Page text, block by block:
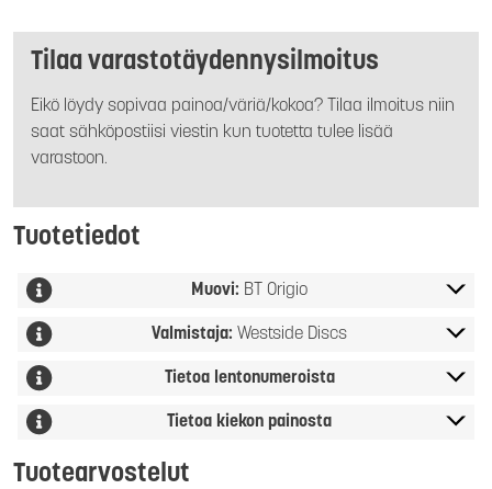
Tilaa varastotäydennysilmoitus
Eikö löydy sopivaa painoa/väriä/kokoa? Tilaa ilmoitus niin
saat sähköpostiisi viestin kun tuotetta tulee lisää
varastoon.
Tuotetiedot
Muovi: BT Origio
Valmistaja: Westside Discs
Tietoa lentonumeroista
Tietoa kiekon painosta
Tuotearvostelut